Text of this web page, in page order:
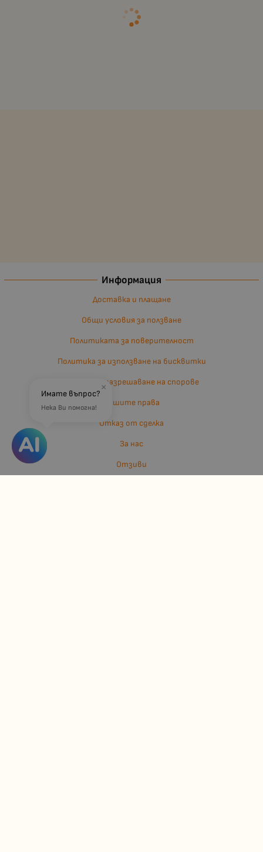
Информация
Доставка и плащане
Общи условия за ползване
Политиката за поверителност
Политика за използване на бисквитки
Въпроси и разрешаване на спорове
Вашите права
Отказ от сделка
За нас
Отзиви
×
Имате въпрос?
Нека Ви помогна!